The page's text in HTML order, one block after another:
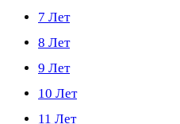
7 Лет
8 Лет
9 Лет
10 Лет
11 Лет